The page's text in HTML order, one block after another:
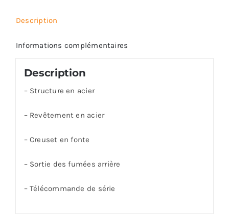
Description
Informations complémentaires
Description
– Structure en acier
– Revêtement en acier
– Creuset en fonte
– Sortie des fumées arrière
– Télécommande de série